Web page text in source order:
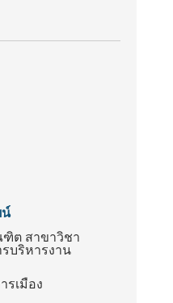
ต สาขาวิชา
บริหารงาน
รเมือง